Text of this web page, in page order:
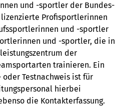
und -sportler der Bundes-
lizenzierte Profisportlerinnen
und -sportler
und -sportler, die in
der
trainieren. Ein
oder Testnachweis ist für
hierbei
die Kontakterfassung.